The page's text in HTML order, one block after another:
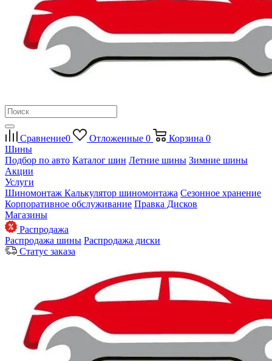
Сравнение0 Отложенные 0 Корзина 0
Шины
Подбор по авто Каталог шин Летние шины Зимние шины
Акции
Услуги
Шиномонтаж Калькулятор шиномонтажа Сезонное хранение
Корпоративное обслуживание Правка Дисков
Магазины
Распродажа
Распродажа шины Распродажа диски
Статус заказа